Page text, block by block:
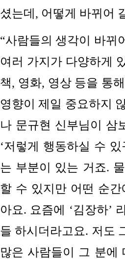
셨는데, 어떻게 바뀌어
“사람들의 생각이 바뀌
여러 가지가 다양하게
책, 영화, 영상 등을 통
영향이 제일 중요하지
나 문규현 신부님이 삼
‘저렇게 행동하실 수 있
는 부분이 있는 거죠.
할 수 있지만 어떤 순
아요. 요즘에 ‘김장하’
들 하시더라고요. 저도
많은 사람들이 그 분에